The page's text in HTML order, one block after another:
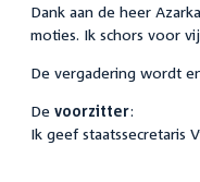
Dank aan de heer
moties. Ik schors voor
De vergadering wordt
De voorzitter:
Ik geef staatssecretaris